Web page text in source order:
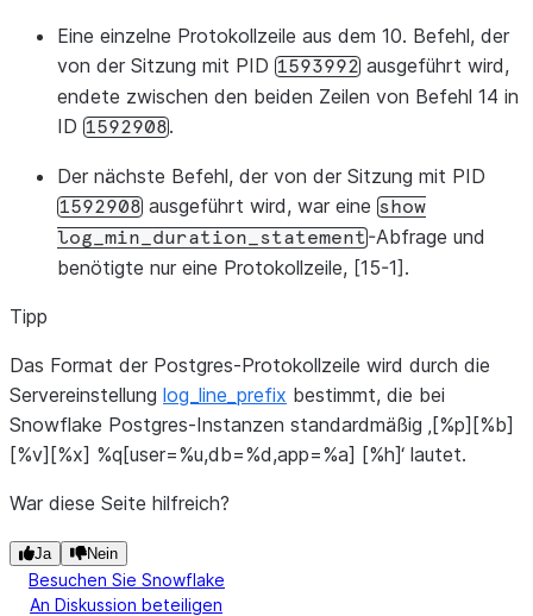
Eine einzelne Protokollzeile aus dem 10. Befehl, der
von der Sitzung mit PID 1593992 ausgeführt wird,
endete zwischen den beiden Zeilen von Befehl 14 in
ID 1592908.
Der nächste Befehl, der von der Sitzung mit PID
1592908 ausgeführt wird, war eine show
log_min_duration_statement-Abfrage und
benötigte nur eine Protokollzeile, [15-1].
Tipp
Das Format der Postgres-Protokollzeile wird durch die
Servereinstellung log_line_prefix bestimmt, die bei
Snowflake Postgres-Instanzen standardmäßig ‚[%p][%b]
[%v][%x] %q[user=%u,db=%d,app=%a] [%h]‘ lautet.
War diese Seite hilfreich?
Ja Nein
Besuchen Sie Snowflake
An Diskussion beteiligen